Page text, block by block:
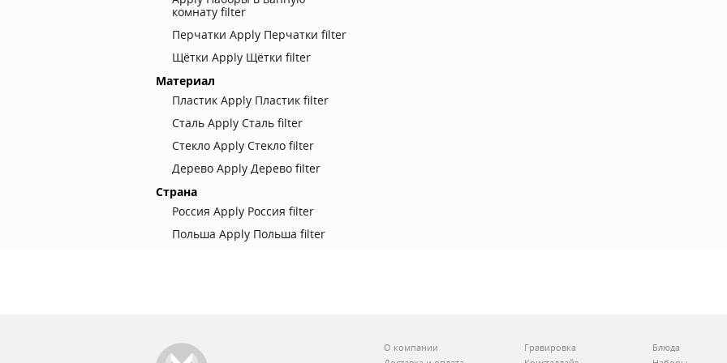
комнату filter
Перчатки Apply Перчатки filter
Щётки Apply Щётки filter
Материал
Пластик Apply Пластик filter
Сталь Apply Сталь filter
Стекло Apply Стекло filter
Дерево Apply Дерево filter
Страна
Россия Apply Россия filter
Польша Apply Польша filter
О компании
Гравировка
Блюда